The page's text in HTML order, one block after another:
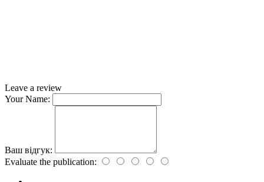
Leave a review
Your Name:
Ваш відгук:
Evaluate the publication: